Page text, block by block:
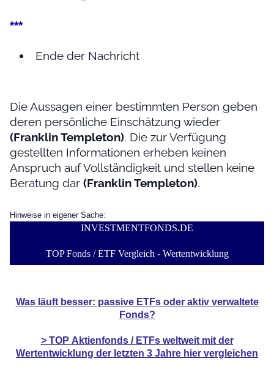
***
Ende der Nachricht
Die Aussagen einer bestimmten Person geben
deren persönliche Einschätzung wieder
(Franklin Templeton). Die zur Verfügung
gestellten Informationen erheben keinen
Anspruch auf Vollständigkeit und stellen keine
Beratung dar (Franklin Templeton).
Hinweise in eigener Sache:
INVESTMENTFONDS.DE
TOP Fonds / ETF Vergleich - Wertentwicklung
Was läuft besser: passive ETFs oder aktiv verwaltete
Fonds?
> TOP Aktienfonds / ETFsweltweit mit der
Wertentwicklung der letzten 3 Jahre hier vergleichen